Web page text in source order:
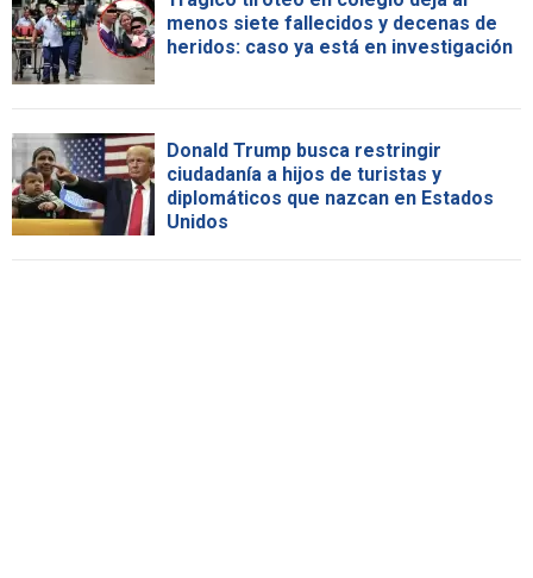
menos siete fallecidos y decenas de
heridos: caso ya está en investigación
Donald Trump busca restringir
ciudadanía a hijos de turistas y
diplomáticos que nazcan en Estados
Unidos